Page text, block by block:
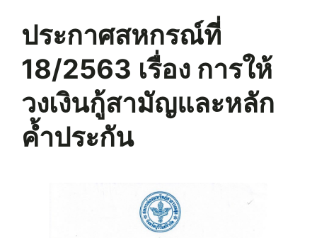
ประกาศสหกรณ์ที่
18/2563 เรื่อง การให้
วงเงินกู้สามัญและหลัก
ค้ำประกัน